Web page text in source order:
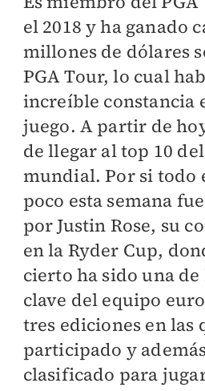
el 2018 y ha ganado
millones de dólares
PGA Tour, lo cual
increíble constancia
juego. A partir de
de llegar al top 10
mundial. Por si todo
poco esta semana
por Justin Rose, su
en la Ryder Cup,
cierto ha sido una de
clave del equipo
tres ediciones en las
participado y
clasificado para